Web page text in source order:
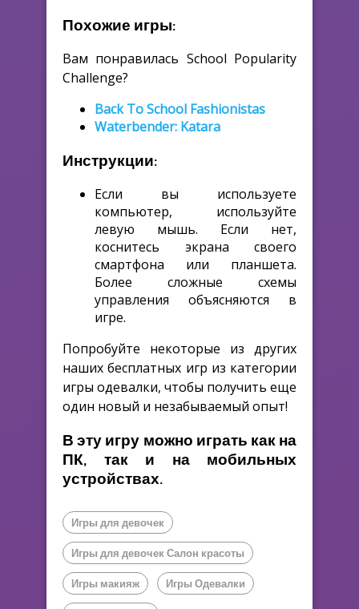
Похожие игры:
Вам понравилась School Popularity
Challenge?
Back To School Fashionistas
Waterbender: Katara
Инструкции:
Если вы используете
компьютер, используйте
левую мышь. Если нет,
коснитесь экрана своего
смартфона или планшета.
Более сложные схемы
управления объясняются в
игре.
Попробуйте некоторые из других
наших бесплатных игр из категории
игры одевалки, чтобы получить еще
один новый и незабываемый опыт!
В эту игру можно играть как на
ПК, так и на мобильных
устройствах.
Игры для девочек
Игры для девочек Салон красоты
Игры макияж Игры Одевалки